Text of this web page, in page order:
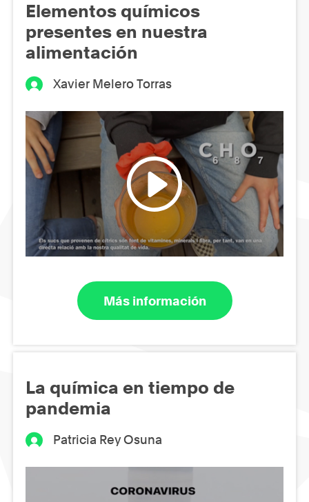
Elementos químicos
presentes en nuestra
alimentación
Xavier Melero Torras
Más información
La química en tiempo de
pandemia
Patricia Rey Osuna